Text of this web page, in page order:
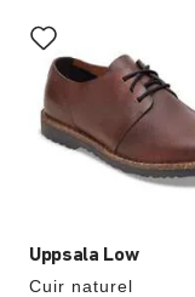
Uppsala Low
Cuir naturel
sur
les
échantillons
couleurs
modifiera